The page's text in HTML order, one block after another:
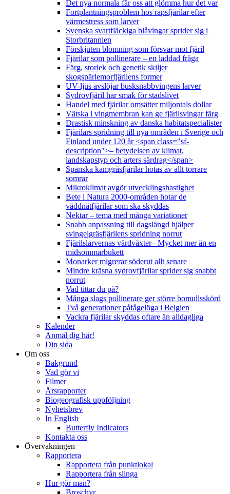
Det nya normala får oss att glömma hur det var
Fortplantningsproblem hos rapsfjärilar efter
värmestress som larver
Svenska svartfläckiga blåvingar sprider sig i
Storbritannien
Förskjuten blomning som försvar mot fjäril
Fjärilar som pollinerare – en laddad fråga
Färg, storlek och genetik skiljer
skogspärlemorfjärilens former
UV-ljus avslöjar busksnabbvingens larver
Sydrovfjäril har smak för stadslivet
Handel med fjärilar omsätter miljontals dollar
Vätska i vingmembran kan ge fjärilsvingar färg
Drastisk minskning av danska habitatspecialister
Fjärilars spridning till nya områden i Sverige och
Finland under 120 år <span class="sf-
description">– betydelsen av klimat,
landskapstyp och arters särdrag</span>
Spanska kamgräsfjärilar hotas av allt torrare
somrar
Mikroklimat avgör utvecklingshastighet
Bete i Natura 2000-områden hotar de
väddnätfjärilar som ska skyddas
Nektar – tema med många variationer
Snabb anpassning till dagslängd hjälper
svingelgräsfjärilens spridning norrut
Fjärilslarvernas värdväxter– Mycket mer än en
midsommarbukett
Monarker migrerar söderut allt senare
Mindre kräsna sydrovfjärilar sprider sig snabbt
norrut
Vad tittar du på?
Många slags pollinerare ger större bomullsskörd
Två generationer påfågelöga i Belgien
Vackra fjärilar skyddas oftare än alldagliga
Kalender
Anmäl dig här!
Din sida
Om oss
Bakgrund
Vad gör vi
Filmer
Årsrapporter
Biogeografisk uppföljning
Nyhetsbrev
In English
Butterfly Indicators
Kontakta oss
Övervakningen
Rapportera
Rapportera från punktlokal
Rapportera från slinga
Hur gör man?
Broschyr